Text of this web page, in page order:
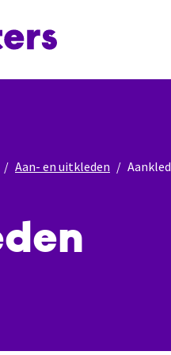
Aan- en uitkleden